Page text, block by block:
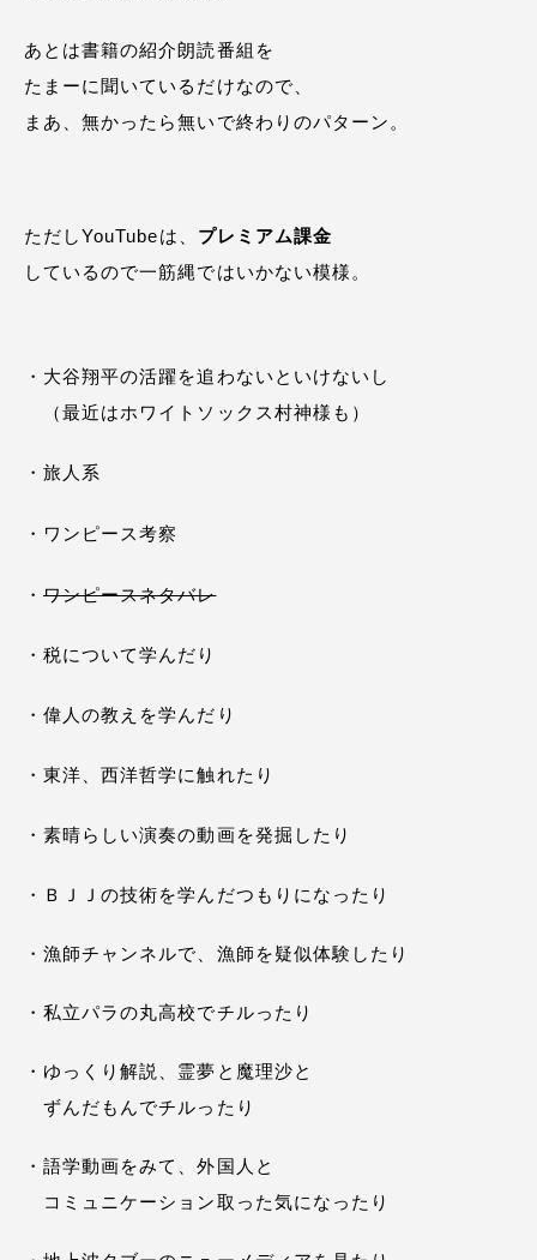
あとは書籍の紹介朗読番組を
たまーに聞いているだけなので、
まあ、無かったら無いで終わりのパターン。
ただしYouTubeは、 プレミアム課金
しているので一筋縄ではいかない模様。
・大谷翔平の活躍を追わないといけないし
（最近はホワイトソックス村神様も）
・旅人系
・ワンピース考察
・ワンピースネタバレ
・税について学んだり
・偉人の教えを学んだり
・東洋、西洋哲学に触れたり
・素晴らしい演奏の動画を発掘したり
・ＢＪＪの技術を学んだつもりになったり
・漁師チャンネルで、漁師を疑似体験したり
・私立パラの丸高校でチルったり
・ゆっくり解説、霊夢と魔理沙と
ずんだもんでチルったり
・語学動画をみて、外国人と
コミュニケーション取った気になったり